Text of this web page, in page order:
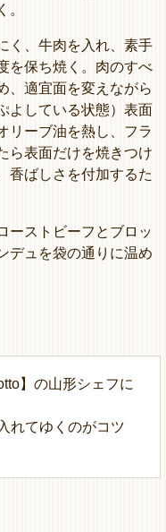
く、牛肉を入れ、素手
を保ち焼く。肉のすべ
、適宜面を変えながら
よしている状態）表面
リーブ油を熱し、フラ
ら表面だけを焼きつけ
香ばしさを付加するた
ーストビーフとブロッ
デュを袋の通りに温め
】の山形シェフに
れてゆくのがコツ